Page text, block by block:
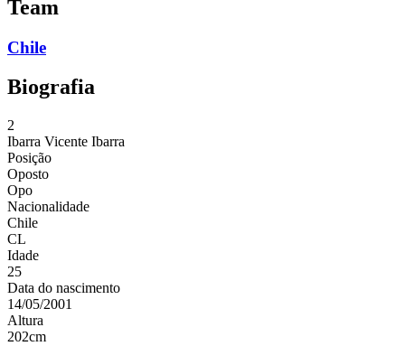
Team
Chile
Biografia
2
Ibarra Vicente Ibarra
Posição
Oposto
Opo
Nacionalidade
Chile
CL
Idade
25
Data do nascimento
14/05/2001
Altura
202cm